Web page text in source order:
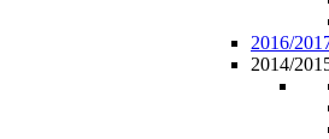
2016/
2014/